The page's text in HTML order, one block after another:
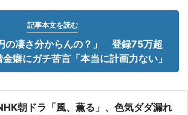
記事本文を読む
の凄さ分からんの？」 登録75万超
癖にガチ苦言「本当に計画力ない」
朝ドラ「風、薫る」、色気ダダ漏れ